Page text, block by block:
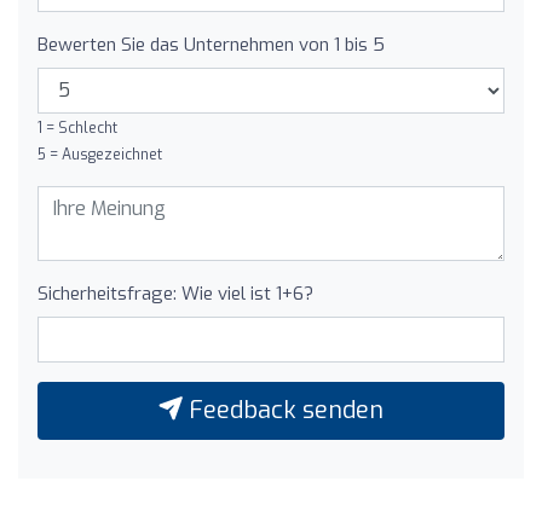
Bewerten Sie das Unternehmen von 1 bis 5
1 = Schlecht
5 = Ausgezeichnet
Sicherheitsfrage: Wie viel ist 1+6?
Feedback senden